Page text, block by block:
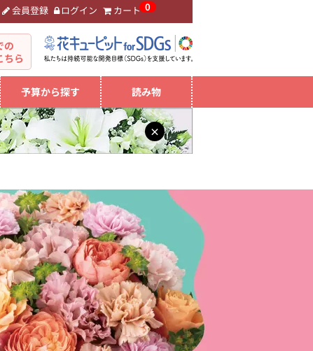
会員登録 ログイン カート 0
の
ちら
予算から探す 読み物
×